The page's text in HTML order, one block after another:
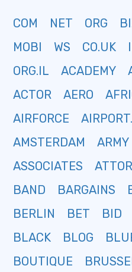
COM NET ORG
MOBI
WS CO.UK
ORG.IL
ACADEMY
ACTOR
AERO
AIRFORCE
AMSTERDAM
ARMY
ASSOCIATES
BAND
BARGAINS
BERLIN
BET BID
BLACK
BLOG
BOUTIQUE